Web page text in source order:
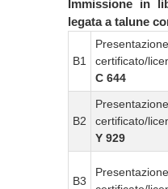
Immissione in
legata a talune
B1
certificato/
C 644
B2
certificato/
Y 929
B3